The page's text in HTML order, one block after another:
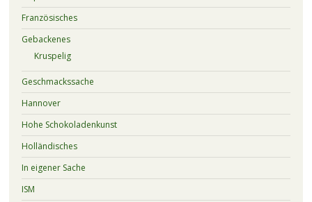
Französisches
Gebackenes
Kruspelig
Geschmackssache
Hannover
Hohe Schokoladenkunst
Holländisches
In eigener Sache
ISM